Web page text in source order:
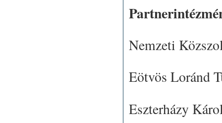
Nemzeti
Eötvös Loránd
Eszterházy